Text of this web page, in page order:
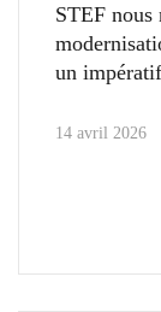
STEF nous
un impératif
14 avril 2026